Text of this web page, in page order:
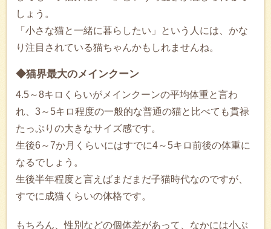
しょう。
「小さな猫と一緒に暮らしたい」という人には、かな
り注目されている猫ちゃんかもしれませんね。
◆猫界最大のメインクーン
4.5～8キロくらいがメインクーンの平均体重と言わ
れ、3～5キロ程度の一般的な普通の猫と比べても貫禄
たっぷりの大きなサイズ感です。
生後6～7か月くらいにはすでに4～5キロ前後の体重に
なるでしょう。
生後半年程度と言えばまだまだ子猫時代なのですが、
すでに成猫くらいの体格です。
もちろん、性別などの個体差があって、なかには小ぶ